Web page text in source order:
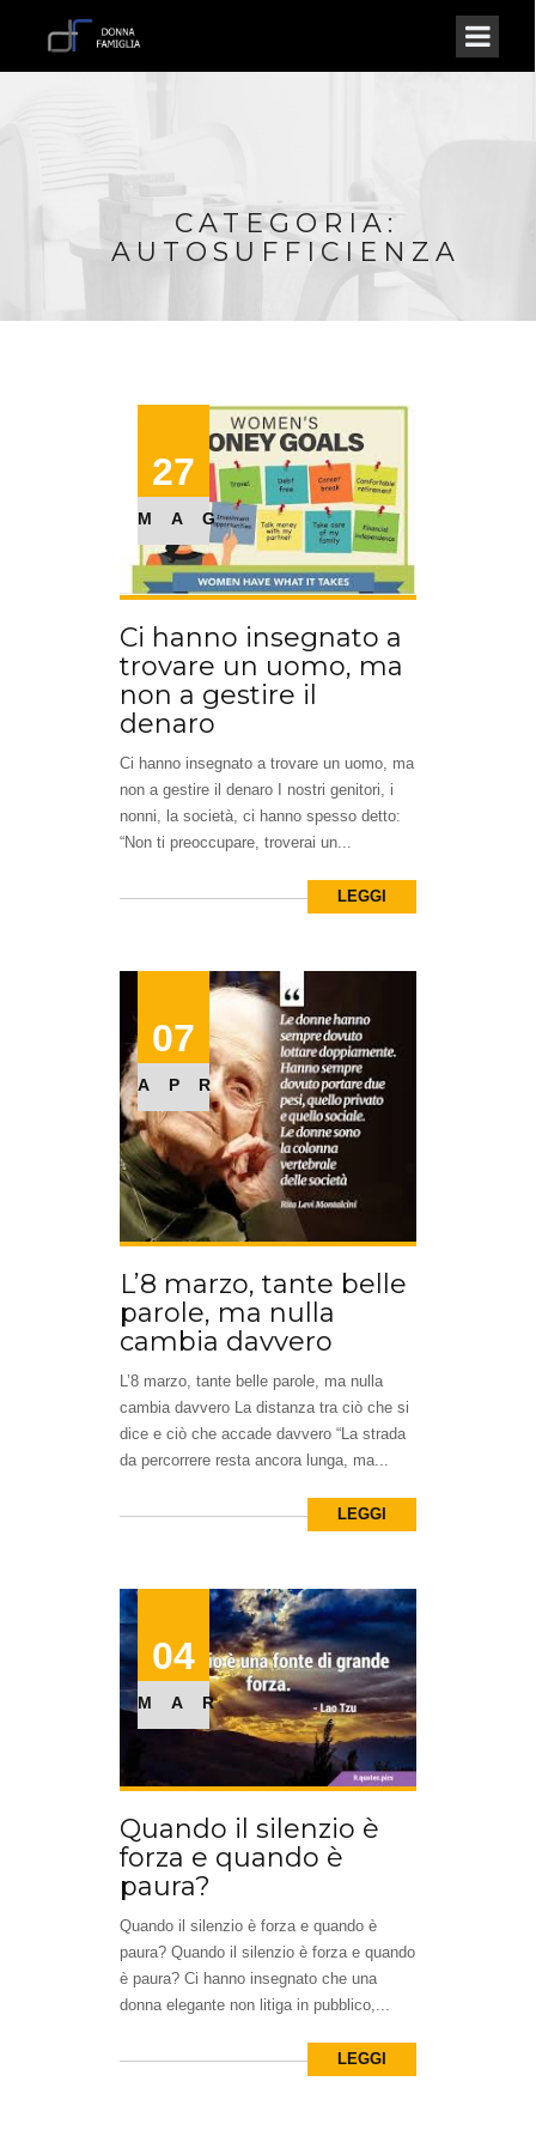
CATEGORIA:
AUTOSUFFICIENZA
27
MAG
Ci hanno insegnato a
trovare un uomo, ma
non a gestire il
denaro
Ci hanno insegnato a trovare un uomo, ma
non a gestire il denaro I nostri genitori, i
nonni, la società, ci hanno spesso detto:
“Non ti preoccupare, troverai un...
LEGGI
07
APR
L’8 marzo, tante belle
parole, ma nulla
cambia davvero
L’8 marzo, tante belle parole, ma nulla
cambia davvero La distanza tra ciò che si
dice e ciò che accade davvero “La strada
da percorrere resta ancora lunga, ma...
LEGGI
04
MAR
Quando il silenzio è
forza e quando è
paura?
Quando il silenzio è forza e quando è
paura? Quando il silenzio è forza e quando
è paura? Ci hanno insegnato che una
donna elegante non litiga in pubblico,...
LEGGI